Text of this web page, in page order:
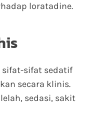
loratadine.
sifat sedatif
secara klinis.
sedasi, sakit